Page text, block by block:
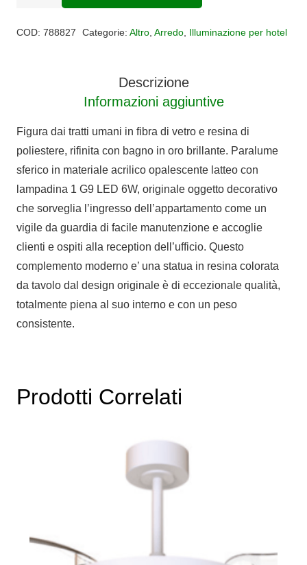
COD: 788827 Categorie: Altro, Arredo, Illuminazione per hotel
Descrizione
Informazioni aggiuntive
Figura dai tratti umani in fibra di vetro e resina di
poliestere, rifinita con bagno in oro brillante. Paralume
sferico in materiale acrilico opalescente latteo con
lampadina 1 G9 LED 6W, originale oggetto decorativo
che sorveglia l’ingresso dell’appartamento come un
vigile da guardia di facile manutenzione e accoglie
clienti e ospiti alla reception dell’ufficio. Questo
complemento moderno e’ una statua in resina colorata
da tavolo dal design originale è di eccezionale qualità,
totalmente piena al suo interno e con un peso
consistente.
Prodotti Correlati